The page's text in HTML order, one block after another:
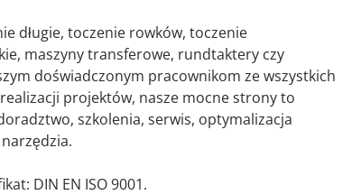
długie, toczenie rowków, toczenie
maszyny transferowe, rundtaktery czy
doświadczonym pracownikom ze wszystkich
projektów, nasze mocne strony to
szkolenia, serwis, optymalizacja
DIN EN ISO 9001.